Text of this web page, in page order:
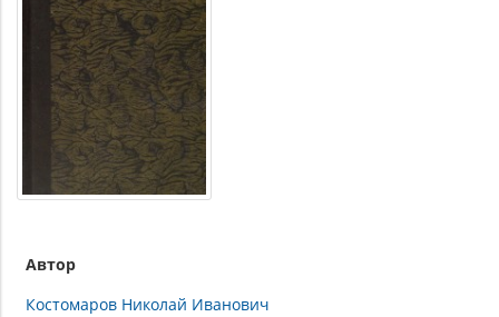
Автор
Костомаров Николай Иванович